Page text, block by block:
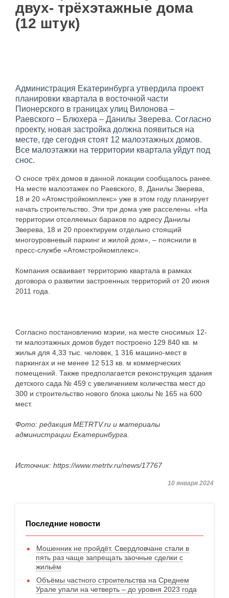
двух- трёхэтажные дома
(12 штук)
Администрация Екатеринбурга утвердила проект
планировки квартала в восточной части
Пионерского в границах улиц Вилонова –
Раевского – Блюхера – Данилы Зверева. Согласно
проекту, новая застройка должна появиться на
месте, где сегодня стоят 12 малоэтажных домов.
Все малоэтажки на территории квартала уйдут под
снос.
О сносе трёх домов в данной локации сообщалось ранее.
На месте малоэтажек по Раевского, 8, Данилы Зверева,
18 и 20 «Атомстройкомплекс» уже в этом году планирует
начать строительство. Эти три дома уже расселены. «На
территории отселяемых бараков по адресу Данилы
Зверева, 18 и 20 проектируем отдельно стоящий
многоуровневый паркинг и жилой дом», – пояснили в
пресс-службе «Атомстройкомплекс».
Компания осваивает территорию квартала в рамках
договора о развитии застроенных территорий от 20 июня
2011 года.
Согласно постановлению мэрии, на месте сносимых 12-
ти малоэтажных домов будет построено 129 840 кв. м
жилья для 4,33 тыс. человек, 1 316 машино-мест в
паркингах и не менее 12 513 кв. м коммерческих
помещений. Также предполагается реконструкция здания
детского сада № 459 с увеличением количества мест до
300 и строительство нового блока школы № 165 на 600
мест.
Фото: редакция METRTV.ru и материалы
администрации Екатеринбурга.
Источник: https://www.metrtv.ru/news/17767
10 января 2024
Последние новости
Мошенник не пройдёт. Свердловчане стали в
пять раз чаще запрещать заочные сделки с
жильём
Объёмы частного строительства на Среднем
Урале упали на четверть – до уровня 2023 года